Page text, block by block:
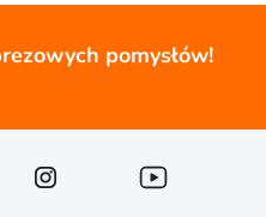
pomysłów!